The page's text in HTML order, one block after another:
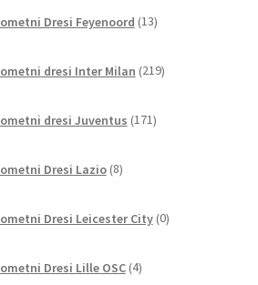
Dresi Feyenoord 13izdelkov
dresi Inter Milan 219izdelkov
dresi Juventus 171izdelkov
Dresi Lazio 8izdelkov
Dresi Leicester City 0izdelkov
Dresi Lille OSC 4izdelki